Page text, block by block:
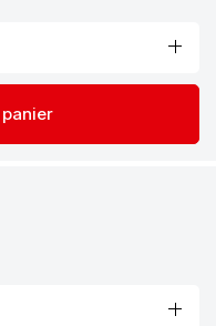
add
add